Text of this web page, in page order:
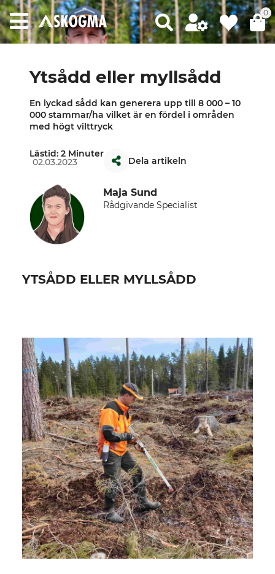
0
Ytsådd eller myllsådd
En lyckad sådd kan generera upp till 8 000 – 10
000 stammar/ha vilket är en fördel i områden
med högt vilttryck
02.03.2023
Lästid: 2 Minuter
Dela artikeln
Maja Sund
Rådgivande Specialist
YTSÅDD ELLER MYLLSÅDD